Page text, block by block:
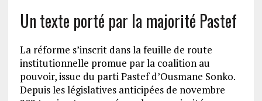
Un texte porté par la majorité Pastef
La réforme s’inscrit dans la feuille de route
institutionnelle promue par la coalition au
pouvoir, issue du parti Pastef d’Ousmane Sonko.
Depuis les législatives anticipées de novembre